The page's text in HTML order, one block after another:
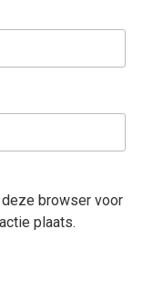
deze browser voor
plaats.